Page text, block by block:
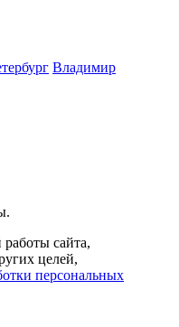
Владимир
сайта,
целей,
персональных